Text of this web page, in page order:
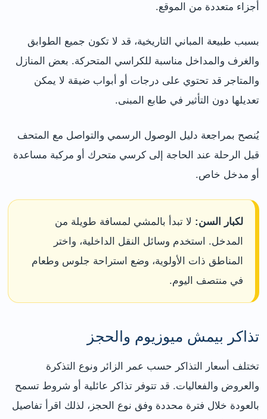
أجزاء متعددة من الموقع.
بسبب طبيعة المباني التاريخية، قد لا تكون جميع الطوابق
والغرف والمداخل مناسبة للكراسي المتحركة. بعض المنازل
والمتاجر قد تحتوي على درجات أو أبواب ضيقة لا يمكن
تعديلها دون التأثير في طابع المبنى.
يُنصح بمراجعة دليل الوصول الرسمي والتواصل مع المتحف
قبل الرحلة عند الحاجة إلى كرسي متحرك أو مركبة مساعدة
أو مدخل خاص.
لكبار السن: لا تبدأ بالمشي لمسافة طويلة من
المدخل. استخدم وسائل النقل الداخلية، واختر
المناطق ذات الأولوية، وضع استراحة جلوس وطعام
في منتصف اليوم.
تذاكر بيمش ميوزيوم والحجز
تختلف أسعار التذاكر حسب عمر الزائر ونوع التذكرة
والعروض والفعاليات. قد تتوفر تذاكر عائلية أو شروط تسمح
بالعودة خلال فترة محددة وفق نوع الحجز، لذلك اقرأ تفاصيل